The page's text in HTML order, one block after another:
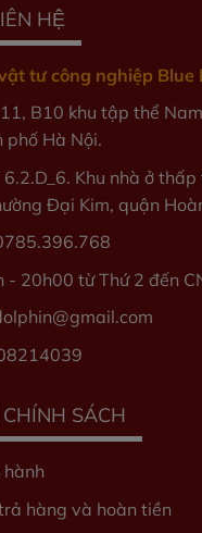
HỆ
tư công nghiệp Blue
B10 khu tập thể
Hà Nội.
6.2.D_6. Khu nhà ở
Đại Kim, quận
- 20h00 từ Thứ 2 đến
@gmail.com
SÁCH
hành
hàng và hoàn tiền